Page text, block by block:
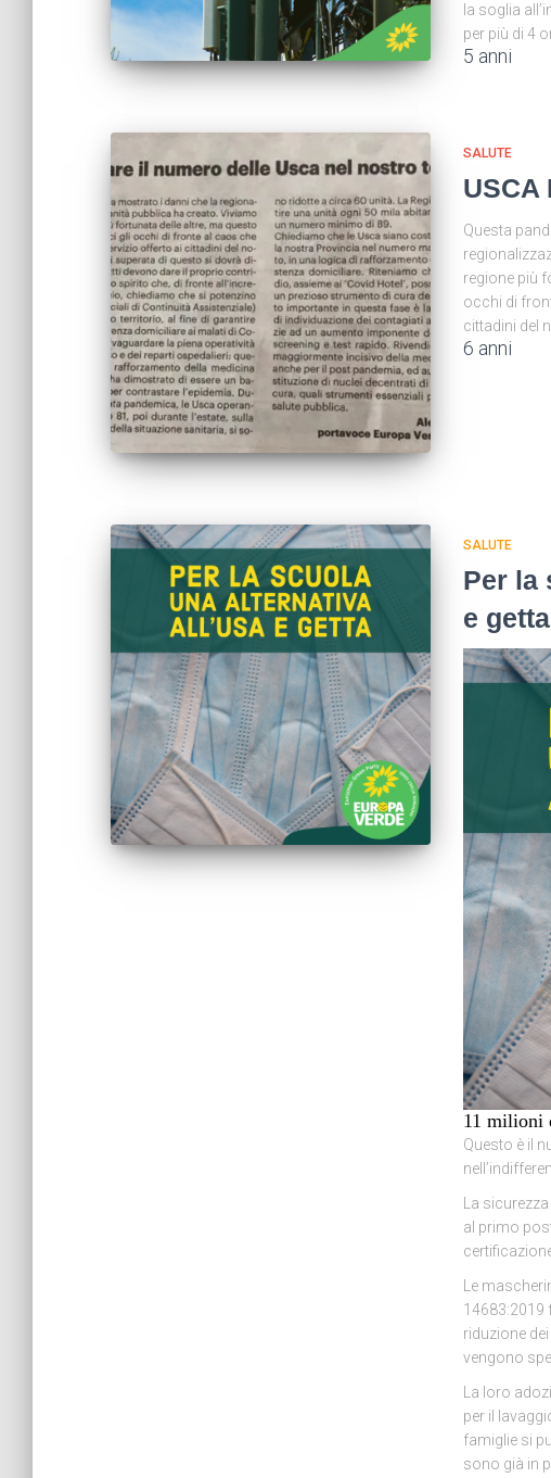
la soglia
per più di 4
5 anni
SALUTE
USCA
Questa
regione più
occhi di
cittadini del
6 anni
SALUTE
Per la
e getta
11 milioni
Questo è il
La
al primo
Le
14683:2019
riduzione
vengono
La loro
per il
famiglie si
sono già in